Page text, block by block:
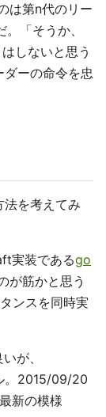
は第n代のリー
「そうか、
しないと思う
ーの命令を忠
を考えてみ
実装であるgo
が筋かと思う
ンスを同時実
が、
。2015/09/20
新の模様